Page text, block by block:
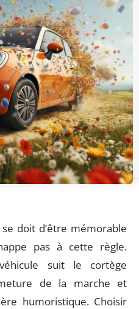
doit d’être mémorable
pas à cette règle.
suit le cortège
de la marche et
humoristique. Choisir